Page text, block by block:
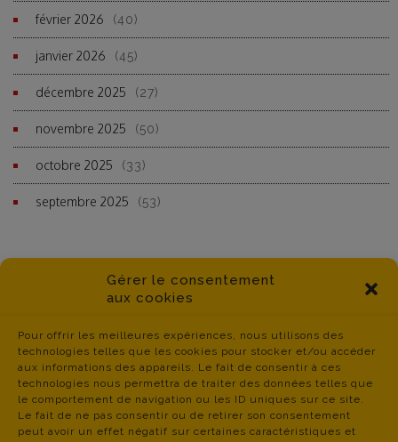
Gérer le consentement
aux cookies
Pour offrir les meilleures expériences, nous utilisons des
technologies telles que les cookies pour stocker et/ou accéder
aux informations des appareils. Le fait de consentir à ces
technologies nous permettra de traiter des données telles que
le comportement de navigation ou les ID uniques sur ce site.
Le fait de ne pas consentir ou de retirer son consentement
peut avoir un effet négatif sur certaines caractéristiques et
février 2026 (40)
janvier 2026 (45)
décembre 2025 (27)
novembre 2025 (50)
octobre 2025 (33)
septembre 2025 (53)